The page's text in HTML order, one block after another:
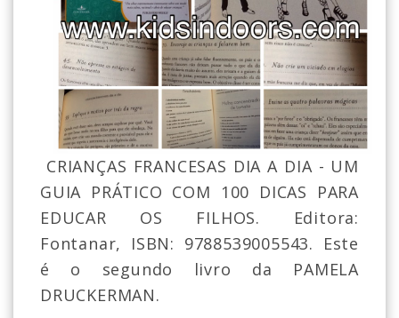
CRIANÇAS FRANCESAS DIA A DIA - UM
GUIA PRÁTICO COM 100 DICAS PARA
EDUCAR OS FILHOS. Editora:
Fontanar, ISBN: 9788539005543. Este
é o segundo livro da PAMELA
DRUCKERMAN.